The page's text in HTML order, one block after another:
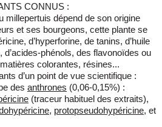
CONNUS :
millepertuis dépend de son origine
et ses bourgeons, cette plante se
d’hyperforine, de tanins, d’huile
phénols, des flavonoïdes ou
colorantes, résines...
d’un point de vue scientifique :
des anthrones (0,06-0,15%) :
(traceur habituel des extraits),
, protopseudohypéricine, et